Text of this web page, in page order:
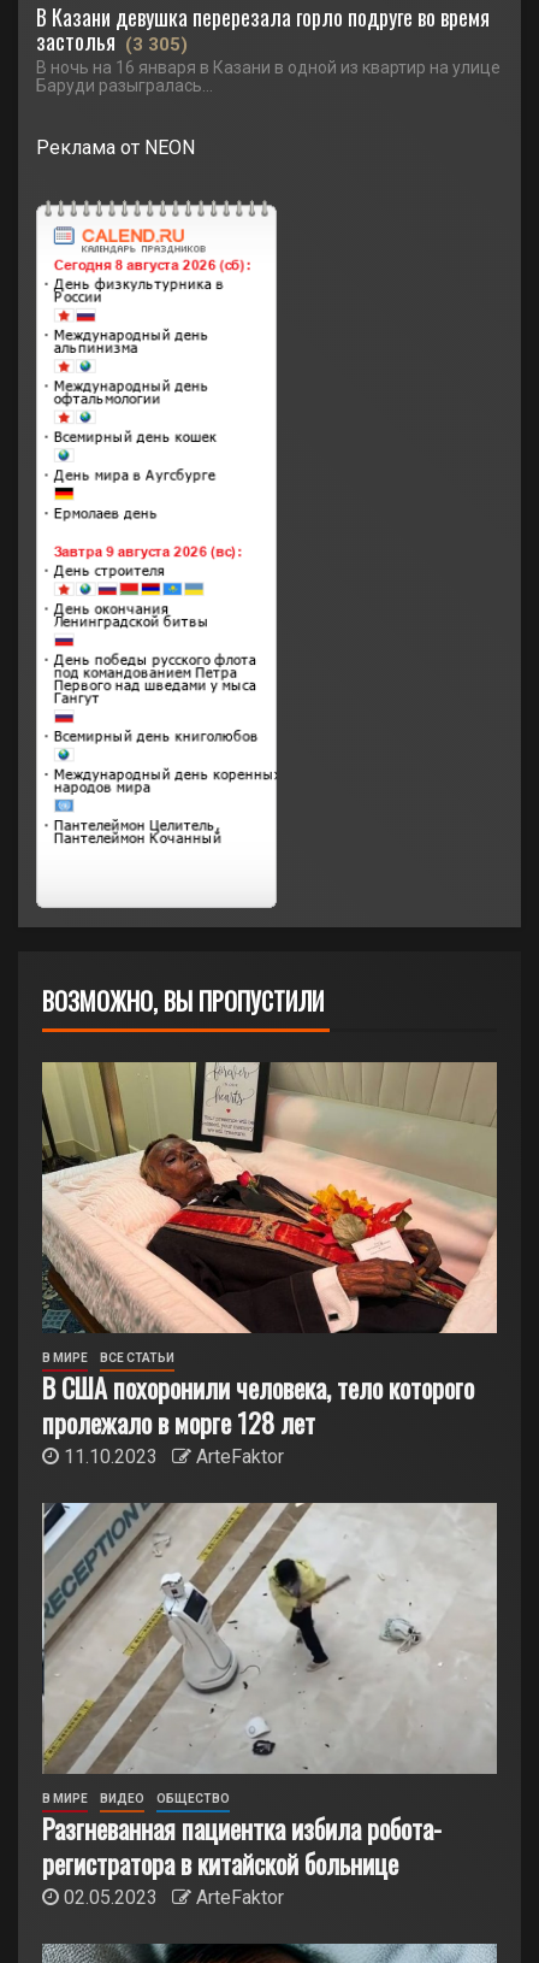
В Казани девушка перерезала горло подруге во время
застолья (3 305)
В ночь на 16 января в Казани в одной из квартир на улице
Баруди разыгралась...
Реклама от NEON
ВОЗМОЖНО, ВЫ ПРОПУСТИЛИ
В МИРЕ ВСЕ СТАТЬИ
В США похоронили человека, тело которого
пролежало в морге 128 лет
11.10.2023 ArteFaktor
В МИРЕ ВИДЕО ОБЩЕСТВО
Разгневанная пациентка избила робота-
регистратора в китайской больнице
02.05.2023 ArteFaktor